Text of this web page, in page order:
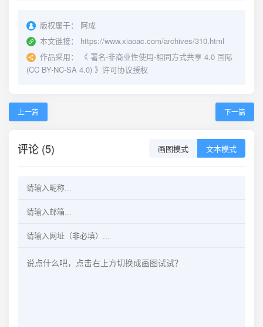
版权属于：
阿成
本文链接：
https://www.xiaoac.com/archives/310.html
作品采用：
《 署名-非商业性使用-相同方式共享 4.0 国际
(CC BY-NC-SA 4.0) 》许可协议授权
上一篇 下一篇
评论 (5) 画图模式 文本模式